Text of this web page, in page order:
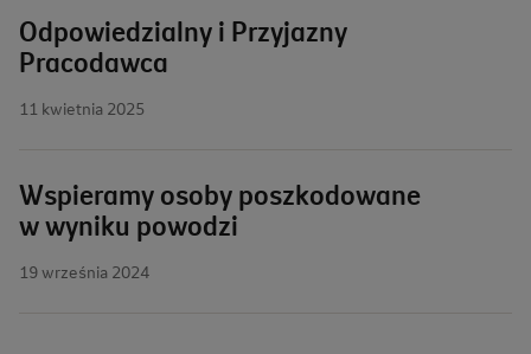
Odpowiedzialny i Przyjazny
Pracodawca
11 kwietnia 2025
Wspieramy osoby poszkodowane
w wyniku powodzi
19 września 2024